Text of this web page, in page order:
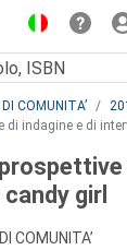
COMUNITA’
di indagine e di
girl
COMUNITA’